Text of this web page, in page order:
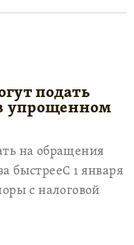
подать
упрощенном
на обращения
быстрееС 1 января
с налоговой